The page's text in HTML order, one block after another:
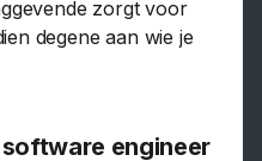
zorgt voor
degene aan wie je
engineer